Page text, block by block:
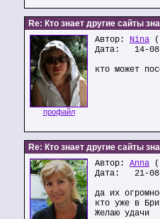
Re: Кто знает другие сайты
профайл
Автор: Nina
Дата: 14-
кто может
Re: Кто знает другие сайты
Автор: Anna
Дата: 21-
да их
кто уже в
Желаю удачи